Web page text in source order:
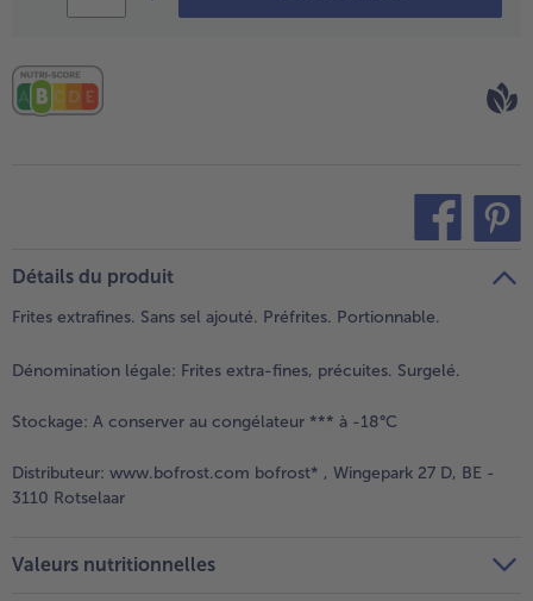
Détails du produit
Frites extrafines. Sans sel ajouté. Préfrites. Portionnable.
Dénomination légale: Frites extra-fines, précuites. Surgelé.
Stockage: A conserver au congélateur *** à -18°C
Distributeur: www.bofrost.com bofrost* , Wingepark 27 D, BE -
3110 Rotselaar
Valeurs nutritionnelles